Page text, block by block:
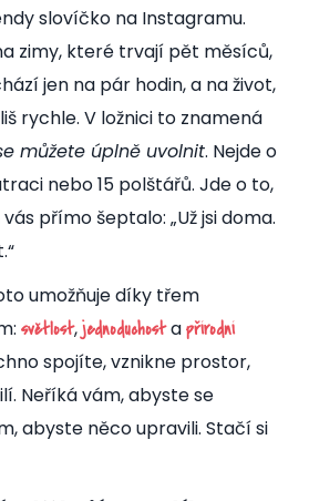
slovíčko na Instagramu.
zimy, které trvají pět měsíců,
jen na pár hodin, a na život,
rychle. V ložnici to znamená
můžete úplně uvolnit. Nejde o
nebo 15 polštářů. Jde o to,
přímo šeptalo: „Už jsi doma.
umožňuje díky třem
světlost,jednoduchostapřírodní
spojíte, vznikne prostor,
Neříká vám, abyste se
abyste něco upravili. Stačí si